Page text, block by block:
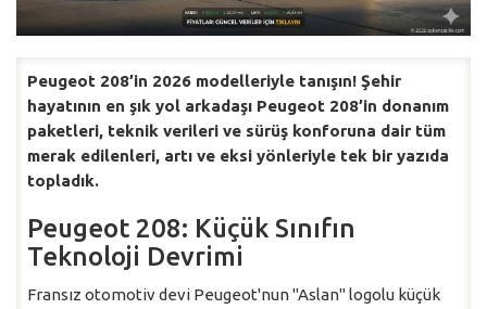
Peugeot 208’in 2026 modelleriyle tanışın! Şehir
hayatının en şık yol arkadaşı Peugeot 208’in donanım
paketleri, teknik verileri ve sürüş konforuna dair tüm
merak edilenleri, artı ve eksi yönleriyle tek bir yazıda
topladık.
Peugeot 208: Küçük Sınıfın
Teknoloji Devrimi
Fransız otomotiv devi Peugeot'nun "Aslan" logolu küçük